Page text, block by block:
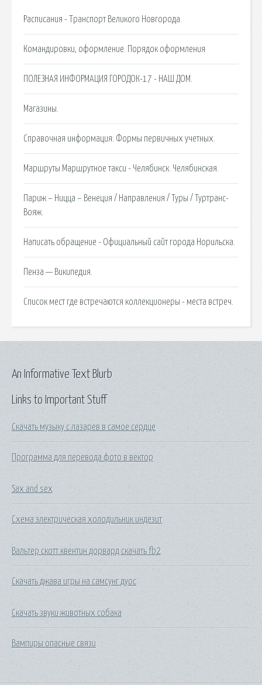
Расписания - Транспорт Великого Новгорода.
Командировки, оформление. Порядок оформления
ПОЛЕЗНАЯ ИНФОРМАЦИЯ ГОРОДОК-17 - НАШ ДОМ.
Магазины.
Справочная информация: Формы первичных учетных.
Маршруты Маршрутное такси - Челябинск. Челябинская.
Париж – Ницца – Венеция / Направления / Туры / Туртранс-
Вояж.
Написать обращение - Официальный сайт города Норильска.
Пенза — Википедия.
Список мест где встречаются коллекционеры - места встреч.
Links to Important Stuff
Скачать музыку с лазарев в самое сердце
Программа для перевода фото в вектор
Sax and sex
Схема электрическая холодильник индезит
Вальтер скотт квентин дорвард скачать fb2
Скачать джава игры на самсунг дуос
Скачать звуки животных собака
Вампиры опасные связи
An Informative Text Blurb